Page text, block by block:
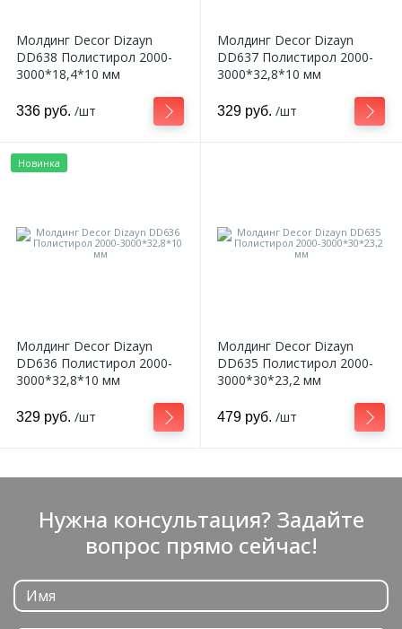
Молдинг Decor Dizayn
DD638 Полистирол 2000-
3000*18,4*10 мм
336 руб. /шт
Молдинг Decor Dizayn
DD637 Полистирол 2000-
3000*32,8*10 мм
329 руб. /шт
Новинка
Молдинг Decor Dizayn
DD636 Полистирол 2000-
3000*32,8*10 мм
329 руб. /шт
Молдинг Decor Dizayn
DD635 Полистирол 2000-
3000*30*23,2 мм
479 руб. /шт
Нужна консультация? Задайте
вопрос прямо сейчас!